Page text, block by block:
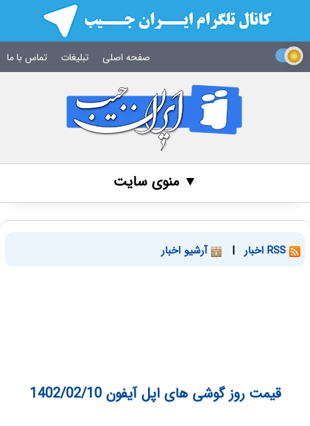
صفحه اصلی تبلیغات تماس با ما
▼ منوی سایت
| آرشیو اخبار
قیمت روز گوشی های اپل آیفون 1402/02/10